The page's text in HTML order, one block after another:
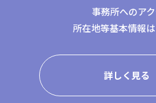
事務所へのア
所在地等基本情報
詳しく見る